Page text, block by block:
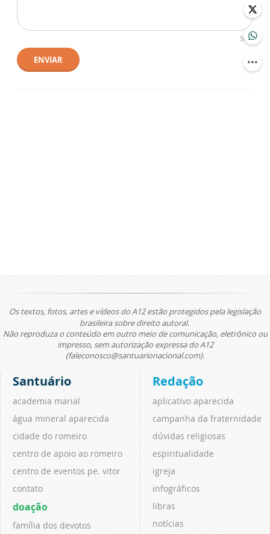
500
ENVIAR
Os textos, fotos, artes e vídeos do A12 estão protegidos pela legislação
brasileira sobre direito autoral.
Não reproduza o conteúdo em outro meio de comunicação, eletrônico ou
impresso, sem autorização expressa do A12
(faleconosco@santuarionacional.com).
Santuário
academia marial
água mineral aparecida
cidade do romeiro
centro de apoio ao romeiro
centro de eventos pe. vitor
contato
doação
família dos devotos
Redação
aplicativo aparecida
campanha da fraternidade
dúvidas religiosas
espiritualidade
igreja
infográficos
libras
notícias